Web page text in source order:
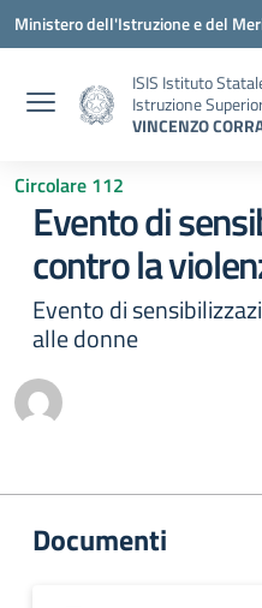
Vai ai contenuti
Vai al menu di navigazione
Vai al footer
Ministero dell'Istruzione e del
ISIS Istituto
Istruzione
VINCENZO
Circolare 112
Evento di
contro la
Evento di
alle donne
Documenti